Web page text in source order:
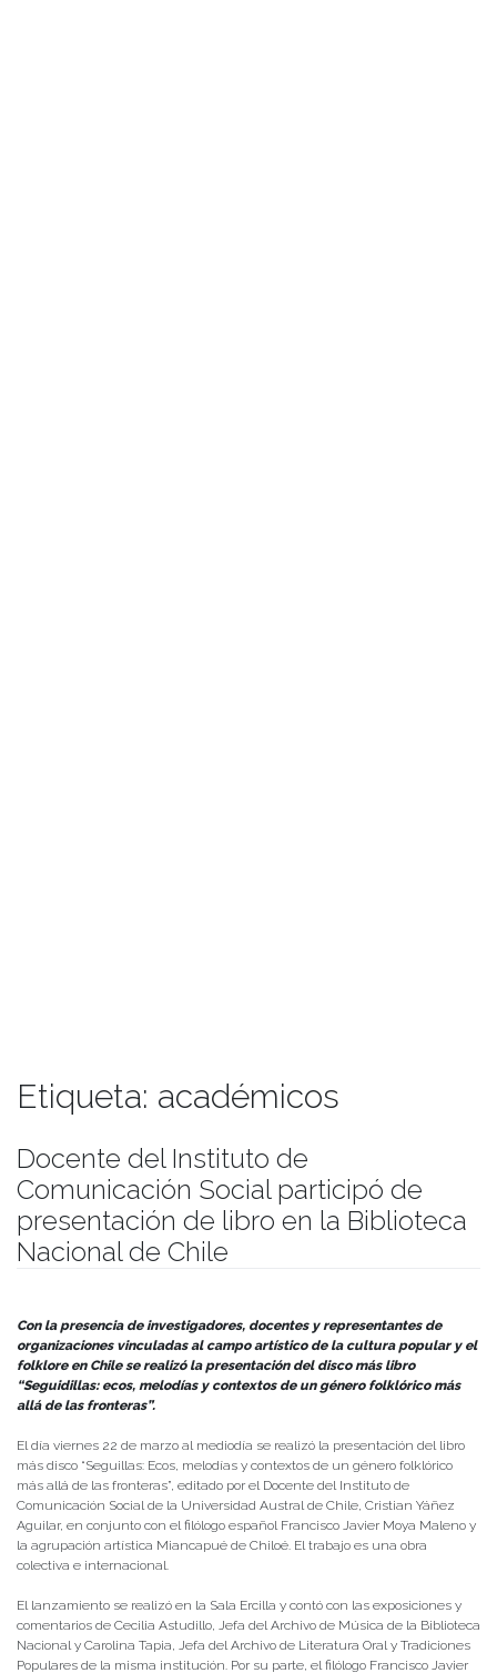
Etiqueta: académicos
Docente del Instituto de
Comunicación Social participó de
presentación de libro en la Biblioteca
Nacional de Chile
Con la presencia de investigadores, docentes y representantes de
organizaciones vinculadas al campo artístico de la cultura popular y el
folklore en Chile se realizó la presentación del disco más libro
“Seguidillas: ecos, melodías y contextos de un género folklórico más
allá de las fronteras”.
El día viernes 22 de marzo al mediodía se realizó la presentación del libro
más disco “Seguillas: Ecos, melodías y contextos de un género folklórico
más allá de las fronteras”, editado por el Docente del Instituto de
Comunicación Social de la Universidad Austral de Chile, Cristian Yáñez
Aguilar, en conjunto con el filólogo español Francisco Javier Moya Maleno y
la agrupación artística Miancapué de Chiloé. El trabajo es una obra
colectiva e internacional.
El lanzamiento se realizó en la Sala Ercilla y contó con las exposiciones y
comentarios de Cecilia Astudillo, Jefa del Archivo de Música de la Biblioteca
Nacional y Carolina Tapia, Jefa del Archivo de Literatura Oral y Tradiciones
Populares de la misma institución. Por su parte, el filólogo Francisco Javier